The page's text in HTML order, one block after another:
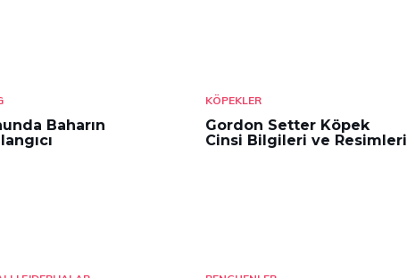
Baharın
KÖPEKLER
Gordon Setter Köpek
Cinsi Bilgileri ve Resimleri